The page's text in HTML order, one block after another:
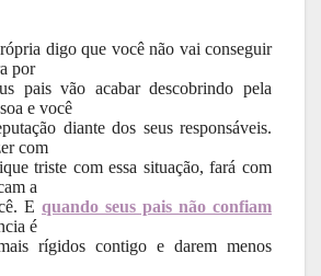
digo que você não vai conseguir
por
pais vão acabar descobrindo pela
e você
diante dos seus responsáveis.
com
triste com essa situação, fará com
a
E quando seus pais não confiam
é
rígidos contigo e darem menos